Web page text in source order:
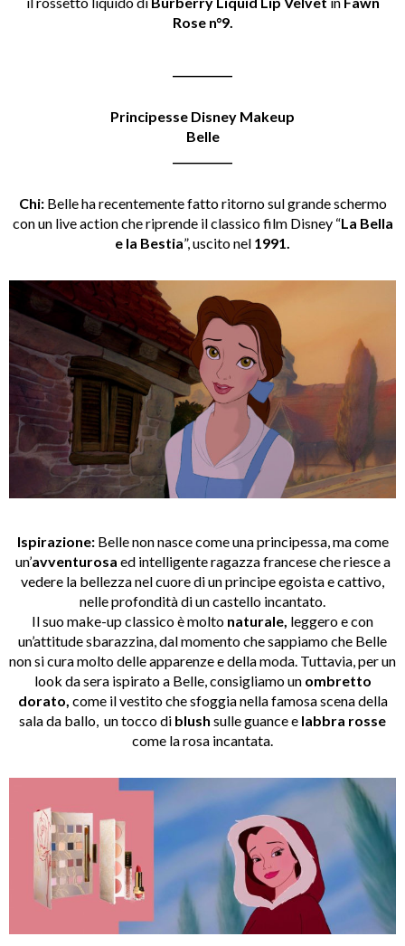
Rose n°9.
Principesse Disney Makeup
Belle
Chi: Belle ha recentemente fatto ritorno sul grande schermo
con un live action che riprende il classico film Disney “La Bella
e la Bestia”, uscito nel 1991.
Ispirazione: Belle non nasce come una principessa, ma come
un’avventurosa ed intelligente ragazza francese che riesce a
vedere la bellezza nel cuore di un principe egoista e cattivo,
nelle profondità di un castello incantato.
Il suo make-up classico è molto naturale, leggero e con
un’attitude sbarazzina, dal momento che sappiamo che Belle
non si cura molto delle apparenze e della moda. Tuttavia, perun
look da sera ispirato a Belle, consigliamo un ombretto
dorato, come il vestito che sfoggia nella famosa scena della
sala da ballo, un tocco di blush sulle guance e labbra rosse
come la rosa incantata.